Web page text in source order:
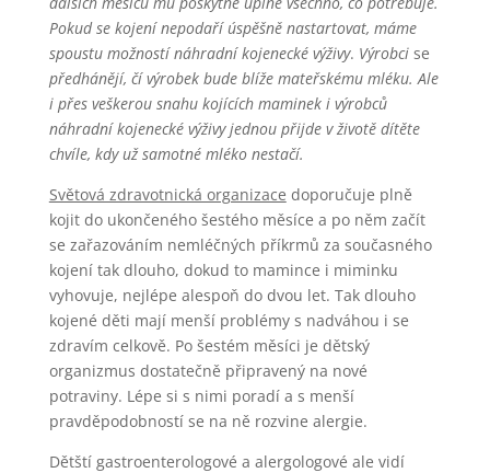
Pokud se kojení nepodaří úspěšně nastartovat, máme
spoustu možností náhradní kojenecké výživy. Výrobci se
předhánějí, čí výrobek bude blíže mateřskému mléku. Ale
i přes veškerou snahu kojících maminek i výrobců
náhradní kojenecké výživy jednou přijde v životě dítěte
chvíle, kdy už samotné mléko nestačí.
Světová zdravotnická organizace doporučuje plně
kojit do ukončeného šestého měsíce a po něm začít
se zařazováním nemléčných příkrmů za současného
kojení tak dlouho, dokud to mamince i miminku
vyhovuje, nejlépe alespoň do dvou let. Tak dlouho
kojené děti mají menší problémy s nadváhou i se
zdravím celkově. Po šestém měsíci je dětský
organizmus dostatečně připravený na nové
potraviny. Lépe si s nimi poradí a s menší
pravděpodobností se na ně rozvine alergie.
Dětští gastroenterologové a alergologové ale vidí